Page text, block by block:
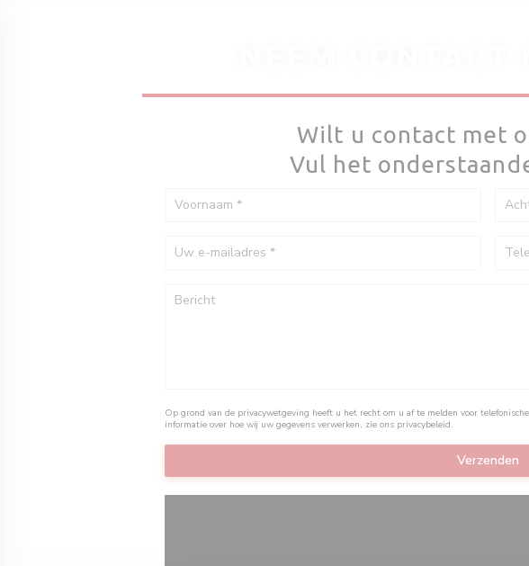
Wilt u contact met
Vul het
Op grond van de privacywetgeving heeft u het recht om u af te melden voor
informatie over hoe wij uw gegevens verwerken, zie ons privacybeleid.